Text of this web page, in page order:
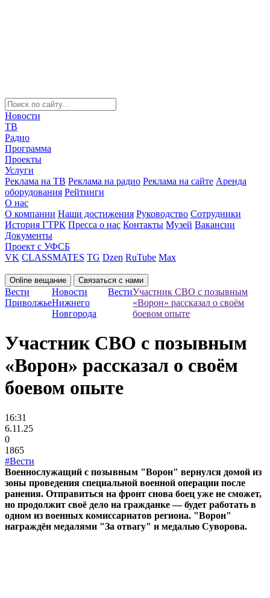
Новости
ТВ
Радио
Программа
Проекты
Услуги
Реклама на ТВ Реклама на радио Реклама на сайте Аренда
оборудования Рейтинги
О нас
О компании Наши достижения Руководство Сотрудники
История ГТРК Пресса о нас Контакты Музей Вакансии
Документы
Проект с УФСБ
VK CLASSMATES TG Dzen RuTube Max
Online вещание Связаться с нами
Вести
Приволжье
Новости
Нижнего
Новгорода
ВестиУчастник СВО с позывным
«Ворон» рассказал о своём
боевом опыте
Участник СВО с позывным
«Ворон» рассказал о своём
боевом опыте
16:31
6.11.25
0
1865
#Вести
Военнослужащий с позывным "Ворон" вернулся домой из
зоны проведения специальной военной операции после
ранения. Отправиться на фронт снова боец уже не сможет,
но продолжит своё дело на гражданке — будет работать в
одном из военных комиссариатов региона. "Ворон"
награждён медалями "За отвагу" и медалью Суворова.